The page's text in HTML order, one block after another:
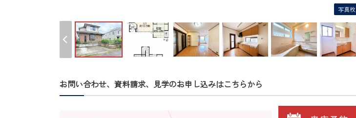
写真
お問い合わせ、資料請求、見学のお申し込みはこちらから